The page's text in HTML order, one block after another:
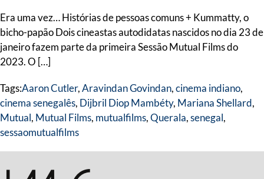
Era uma vez… Histórias de pessoas comuns + Kummatty, o
bicho-papão Dois cineastas autodidatas nascidos no dia 23 de
janeiro fazem parte da primeira Sessão Mutual Films do
2023. O […]
Tags:Aaron Cutler,Aravindan Govindan,cinema indiano,
cinema senegalês, Dijbril Diop Mambéty, Mariana Shellard,
Mutual, Mutual Films, mutualfilms,Querala,senegal,
sessaomutualfilms